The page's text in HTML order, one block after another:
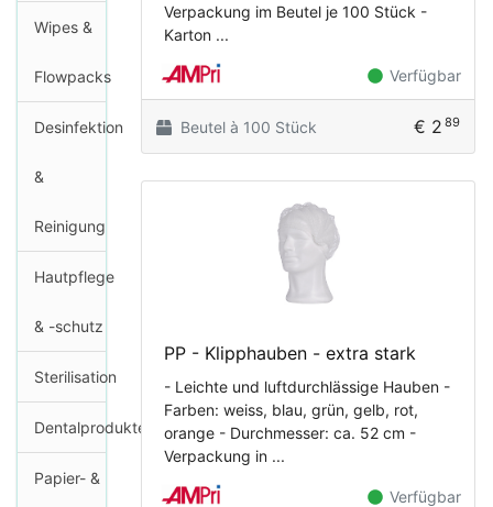
Wipes &
Flowpacks
Desinfektion
&
Reinigung
Hautpflege
& -schutz
Sterilisation
Dentalprodukte
Papier- &
Verpackung im Beutel je 100 Stück -
Karton ...
Verfügbar
Beutel à 100 Stück € 2 89
PP - Klipphauben - extra stark
- Leichte und luftdurchlässige Hauben -
Farben: weiss, blau, grün, gelb, rot,
orange - Durchmesser: ca. 52 cm -
Verpackung in ...
Verfügbar